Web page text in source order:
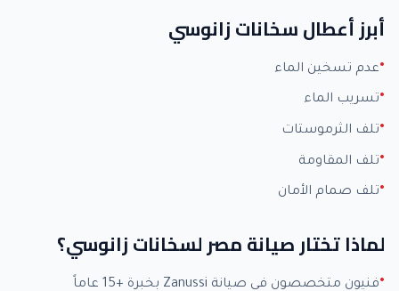
أبرز أعطال سخانات زانوسي
عدم تسخين الماء
تسريب الماء
تلف الثرموستات
تلف المقاومة
تلف صمام الأمان
لماذا تختار صيانة مصر لسخانات زانوسي؟
فنيون متخصصون في صيانة Zanussi بخبرة +15 عاماً